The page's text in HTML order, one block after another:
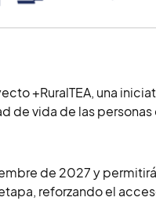
+RuralTEA, una
de vida de las
de 2027 y
reforzando el